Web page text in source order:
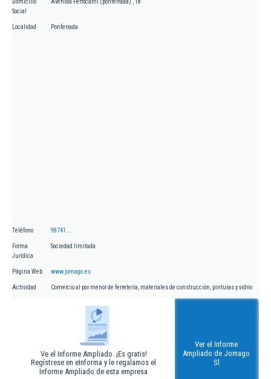
Domicilio
Social
Avenida Ferrocarril (ponferrada) , 18
Localidad Ponferrada
Teléfono 98741...
Forma
Jurídica
Sociedad limitada
Página Web www.jomago.es
Actividad Comercio al por menor de ferretería, materiales de construcción, pinturas y vidrio
Ve el Informe Ampliado. ¡Es gratis!
Regístrese en eInforma y le regalamos el
Informe Ampliado de esta empresa
Ver el Informe
Ampliado de Jomago
Sl